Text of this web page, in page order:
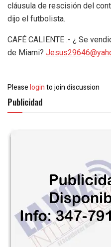
cláusula de rescisión del
dijo el futbolista.
CAFÉ CALIENTE .- ¿ Se
de Miami?
Pleaseloginto join discussion
Publicidad